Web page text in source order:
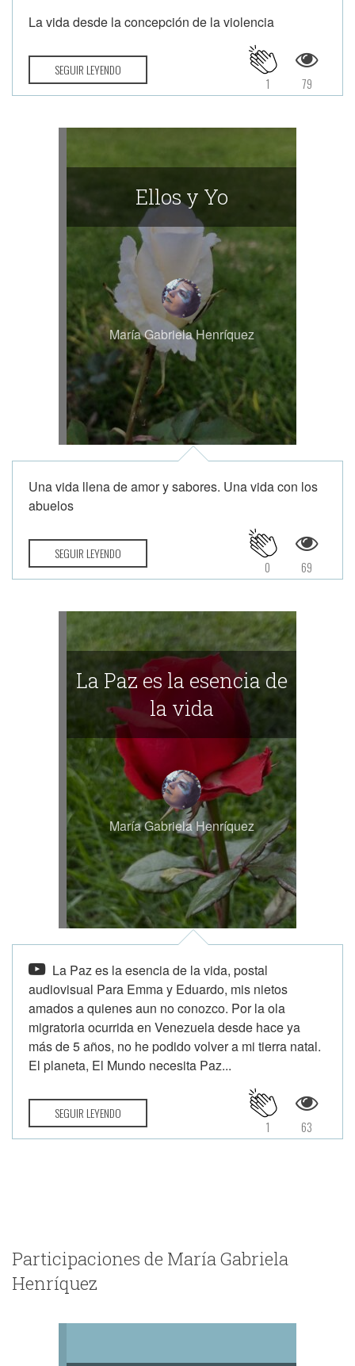
La vida desde la concepción de la violencia
SEGUIR LEYENDO
79
1
Ellos y Yo
María Gabriela Henríquez
Una vida llena de amor y sabores. Una vida con los
abuelos
SEGUIR LEYENDO
69
0
La Paz es la esencia de
la vida
María Gabriela Henríquez
La Paz es la esencia de la vida, postal
audiovisual Para Emma y Eduardo, mis nietos
amados a quienes aun no conozco. Por la ola
migratoria ocurrida en Venezuela desde hace ya
más de 5 años, no he podido volver a mi tierra natal.
El planeta, El Mundo necesita Paz...
SEGUIR LEYENDO
63
1
Participaciones de María Gabriela
Henríquez